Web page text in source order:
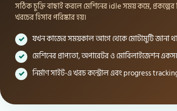
সঠিক চুক্তি বাছাই করলে মেশিনের idle সময় কমে,
খরচের হিসাব পরিষ্কার হয়।
যখন কাজের সময়কাল আগে থেকে মোটামুটি জানা
মেশিনের প্রাপ্যতা, অপারেটর ও মোবিলাইজেশন
নির্মাণ সাইট-এ খরচ কন্ট্রোল এবং progress